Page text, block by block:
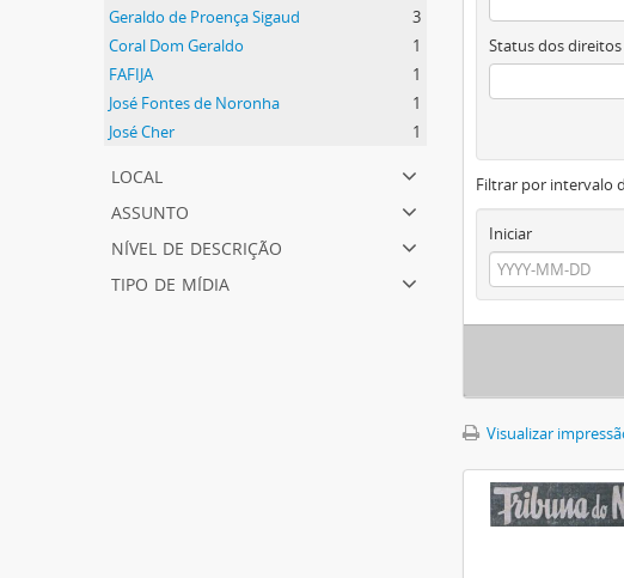
Geraldo de Proença Sigaud
3
Coral Dom Geraldo
1
FAFIJA
1
José Fontes de Noronha
1
José Cher
1
local
assunto
nível de descrição
tipo de mídia
Status dos
Filtrar por intervalo
Iniciar
Visualizar